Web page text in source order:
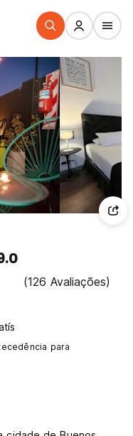
(126 Avaliações)
para